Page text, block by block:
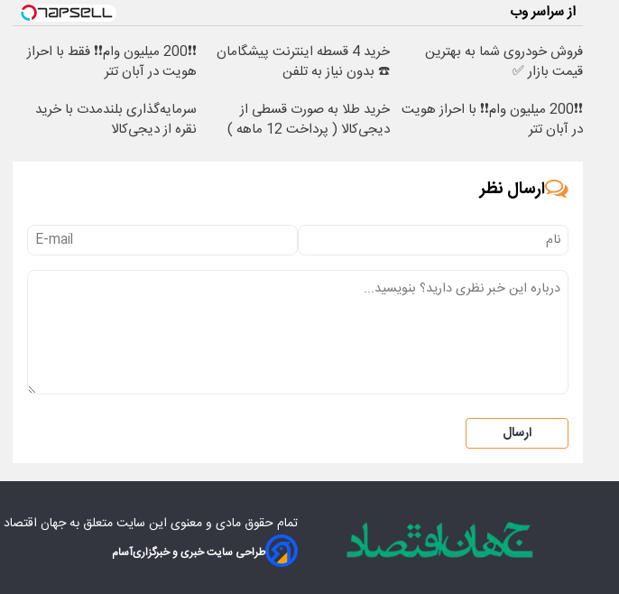
از سراسر وب
فروش خودروی شما به بهترین
قیمت بازار ✅
خرید 4 قسطه اینترنت پیشگامان
☎️ بدون نیاز به تلفن
❗❗200 میلیون وام❗❗ فقط با احراز
هویت در آبان تتر
❗❗200 میلیون وام❗❗ با احراز هویت
در آبان تتر
خرید طلا به صورت قسطی از
دیجی‌کالا ( پرداخت 12 ماهه )
سرمایه‌گذاری بلندمدت با خرید
نقره از دیجی‌کالا
ارسال نظر
ارسال
تمام حقوق مادی‌ و معنوی این سایت متعلق بهجهان اقتصاد
طراحی سایت خبری و خبرگزاریآسام